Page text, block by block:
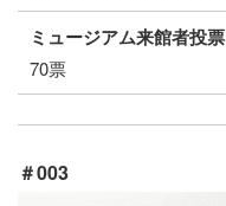
ミュージアム来館者投票
70票
＃003